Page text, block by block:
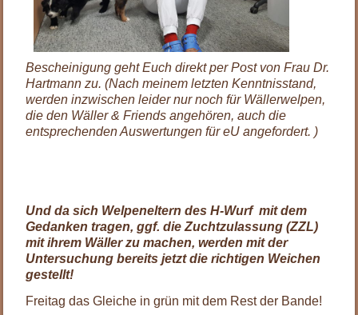
Bescheinigung geht Euch direkt per Post von Frau Dr.
Hartmann zu. (Nach meinem letzten Kenntnisstand,
werden inzwischen leider nur noch für Wällerwelpen,
die den Wäller & Friends angehören, auch die
entsprechenden Auswertungen für eU angefordert. )
Und da sich Welpeneltern des H-Wurf mit dem
Gedanken tragen, ggf. die Zuchtzulassung (ZZL)
mit ihrem Wäller zu machen, werden mit der
Untersuchung bereits jetzt die richtigen Weichen
gestellt!
Freitag das Gleiche in grün mit dem Rest der Bande!